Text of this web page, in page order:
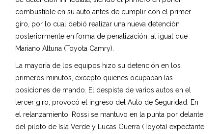
combustible en su auto antes de cumplir con el primer
giro, por lo cual debió realizar una nueva detención
posteriormente en forma de penalización, al igual que
Mariano Altuna (Toyota Camry).
La mayoría de los equipos hizo su detención en los
primeros minutos, excepto quienes ocupaban las
posiciones de mando. El despiste de varios autos en el
tercer giro, provocó el ingreso del Auto de Seguridad. En
el relanzamiento, Rossi se mantuvo en la punta por delante
del piloto de Isla Verde y Lucas Guerra (Toyota) expectante